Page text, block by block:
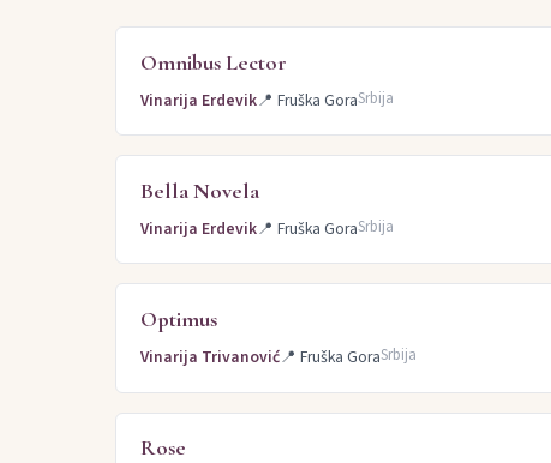
Omnibus Lector
Vinarija Erdevik📍 Fruška GoraSrbija
Bella Novela
Vinarija Erdevik📍 Fruška GoraSrbija
Optimus
Vinarija Trivanović📍 Fruška GoraSrbija
Rose